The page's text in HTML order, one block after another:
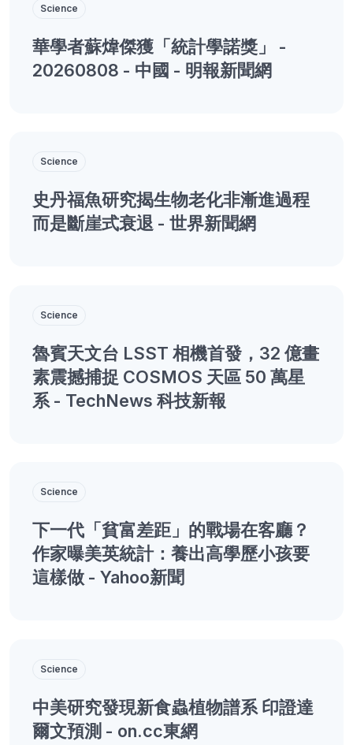
Science
華學者蘇煒傑獲「統計學諾獎」 -
20260808 - 中國 - 明報新聞網
Science
史丹福魚研究揭生物老化非漸進過程
而是斷崖式衰退 - 世界新聞網
Science
魯賓天文台 LSST 相機首發，32 億畫
素震撼捕捉 COSMOS 天區 50 萬星
系 - TechNews 科技新報
Science
下一代「貧富差距」的戰場在客廳？
作家曝美英統計：養出高學歷小孩要
這樣做 - Yahoo新聞
Science
中美研究發現新食蟲植物譜系 印證達
爾文預測 - on.cc東網